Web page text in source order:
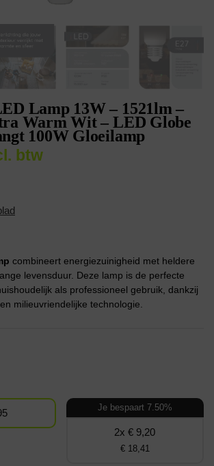
Lamp 13W – 1521lm –
Warm Wit – LED Globe
100W Gloeilamp
btw
combineert energiezuinigheid met heldere
levensduur. Deze lamp is de perfecte
als professioneel gebruik, dankzij
milieuvriendelijke technologie.
Je bespaart 7.50%
2x € 9,20
€ 18,41